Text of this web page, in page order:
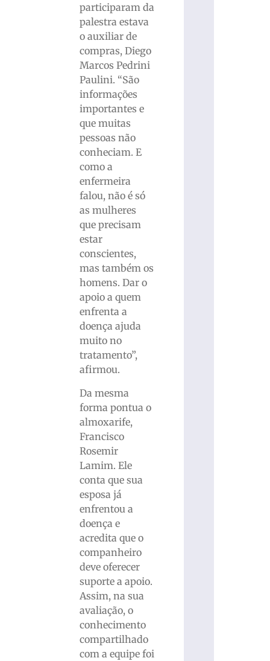
participaram da
palestra estava
o auxiliar de
compras, Diego
Marcos Pedrini
Paulini. “São
informações
importantes e
que muitas
pessoas não
conheciam. E
como a
enfermeira
falou, não é só
as mulheres
que precisam
estar
conscientes,
mas também os
homens. Dar o
apoio a quem
enfrenta a
doença ajuda
muito no
tratamento”,
afirmou.
Da mesma
forma pontua o
almoxarife,
Francisco
Rosemir
Lamim. Ele
conta que sua
esposa já
enfrentou a
doença e
acredita que o
companheiro
deve oferecer
suporte a apoio.
Assim, na sua
avaliação, o
conhecimento
compartilhado
com a equipe foi